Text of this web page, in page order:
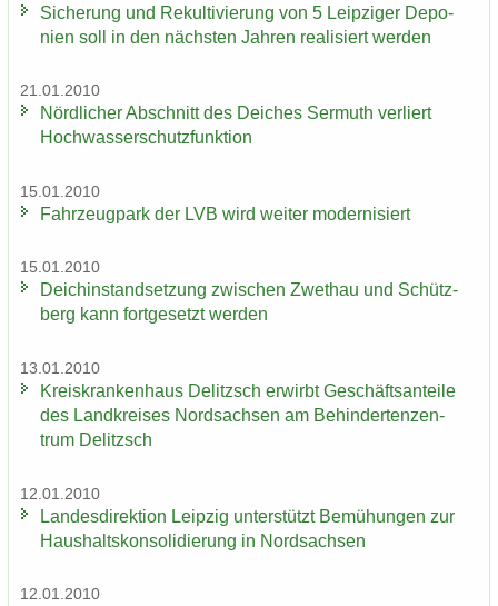
Si­che­rung und Re­kul­ti­vie­rung von 5 Leip­zi­ger De­po­
nien soll in den nächs­ten Jah­ren rea­li­siert wer­den
21.01.2010
Nörd­li­cher Ab­schnitt des Dei­ches Ser­muth ver­liert
Hoch­was­ser­schutz­funk­ti­on
15.01.2010
Fahr­zeug­park der LVB wird wei­ter mo­der­ni­siert
15.01.2010
Deich­in­stand­set­zung zwi­schen Zwet­hau und Schütz­
berg kann fort­ge­setzt wer­den
13.01.2010
Kreis­kran­ken­haus De­litzsch er­wirbt Ge­schäfts­an­tei­le
des Land­krei­ses Nord­sach­sen am Be­hin­der­ten­zen­
trum De­litzsch
12.01.2010
Lan­des­di­rek­ti­on Leip­zig un­ter­stützt Be­mü­hun­gen zur
Haus­halts­kon­so­li­die­rung in Nord­sach­sen
12.01.2010